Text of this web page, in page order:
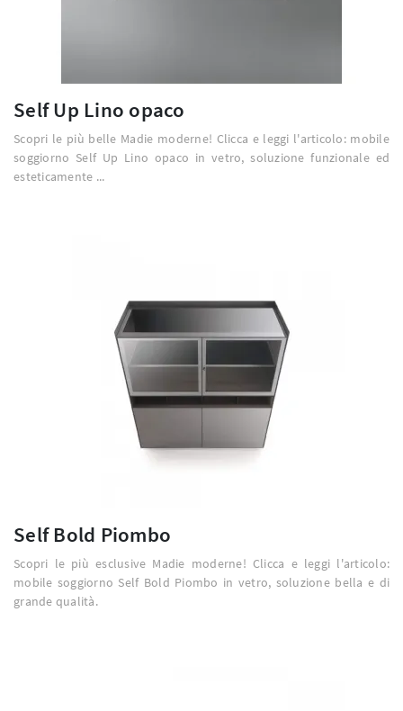
Self Up Lino opaco
Scopri le più belle Madie moderne! Clicca e leggi l'articolo: mobile
soggiorno Self Up Lino opaco in vetro, soluzione funzionale ed
esteticamente ...
Self Bold Piombo
Scopri le più esclusive Madie moderne! Clicca e leggi l'articolo:
mobile soggiorno Self Bold Piombo in vetro, soluzione bella e di
grande qualità.